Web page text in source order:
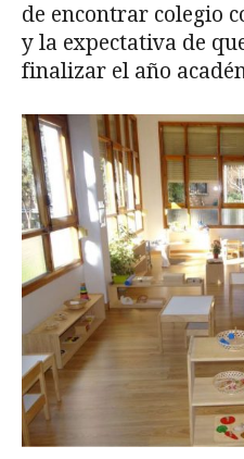
de encontrar colegio
y la expectativa de
finalizar el año